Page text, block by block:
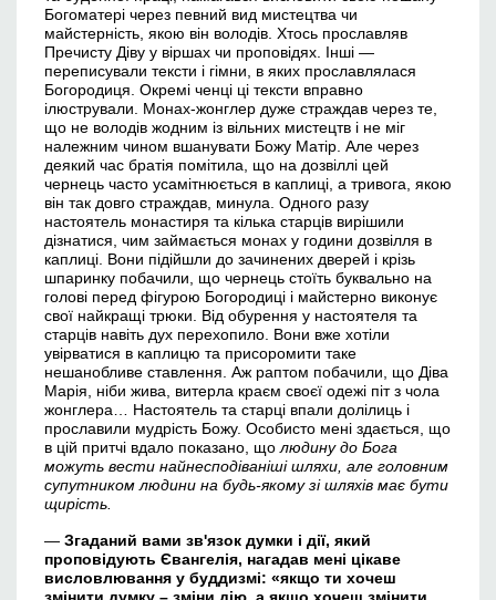
Богоматері через певний вид мистецтва чи
майстерність, якою він володів. Хтось прославляв
Пречисту Діву у віршах чи проповідях. Інші —
переписували тексти і гімни, в яких прославлялася
Богородиця. Окремі ченці ці тексти вправно
ілюстрували. Монах-жонглер дуже страждав через те,
що не володів жодним із вільних мистецтв і не міг
належним чином вшанувати Божу Матір. Але через
деякий час братія помітила, що на дозвіллі цей
чернець часто усамітнюється в каплиці, а тривога, якою
він так довго страждав, минула. Одного разу
настоятель монастиря та кілька старців вирішили
дізнатися, чим займається монах у години дозвілля в
каплиці. Вони підійшли до зачинених дверей і крізь
шпаринку побачили, що чернець стоїть буквально на
голові перед фігурою Богородиці і майстерно виконує
свої найкращі трюки. Від обурення у настоятеля та
старців навіть дух перехопило. Вони вже хотіли
увірватися в каплицю та присоромити таке
нешанобливе ставлення. Аж раптом побачили, що Діва
Марія, ніби жива, витерла краєм своєї одежі піт з чола
жонглера… Настоятель та старці впали долілиць і
прославили мудрість Божу. Особисто мені здається, що
в цій притчі вдало показано, що людину до Бога
можуть вести найнесподіваніші шляхи, але головним
супутником людини на будь-якому зі шляхів має бути
щирість.
— Згаданий вами зв'язок думки і дії, який
проповідують Євангелія, нагадав мені цікаве
висловлювання у буддизмі: «якщо ти хочеш